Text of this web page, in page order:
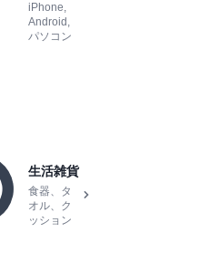
iPhone,
Android,
パソコン
生活雑貨
食器、タ
オル、ク
ッション